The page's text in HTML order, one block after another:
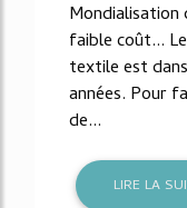
Mondialisation
faible coût...
textile est
années. Pour
de...
LIRE LA